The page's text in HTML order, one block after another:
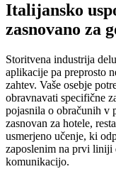
Italijansko
zasnovano za
Storitvena industrija
aplikacije pa preprosto
zahtev. Vaše osebje
obravnavati specifične
pojasnila o obračunih v
zasnovan za hotele,
usmerjeno učenje, ki
zaposlenim na prvi liniji
komunikacijo.